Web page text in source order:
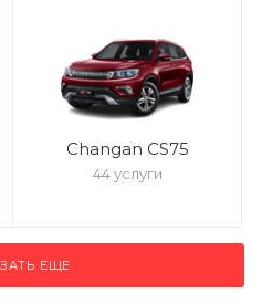
Changan CS75
44 услуги
ЕЩЕ